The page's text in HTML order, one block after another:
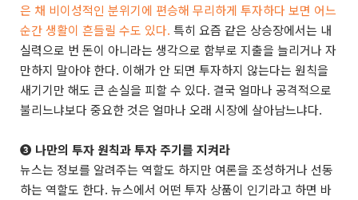
은 채 비이성적인 분위기에 편승해 무리하게 투자하다 보면 어느
순간 생활이 흔들릴 수도 있다. 특히 요즘 같은 상승장에서는 내
실력으로 번 돈이 아니라는 생각으로 함부로 지출을 늘리거나 자
만하지 말아야 한다. 이해가 안 되면 투자하지 않는다는 원칙을
새기기만 해도 큰 손실을 피할 수 있다. 결국 얼마나 공격적으로
불리느냐보다 중요한 것은 얼마나 오래 시장에 살아남느냐다.
➌ 나만의 투자 원칙과 투자 주기를 지켜라
뉴스는 정보를 알려주는 역할도 하지만 여론을 조성하거나 선동
하는 역할도 한다. 뉴스에서 어떤 투자 상품이 인기라고 하면 바